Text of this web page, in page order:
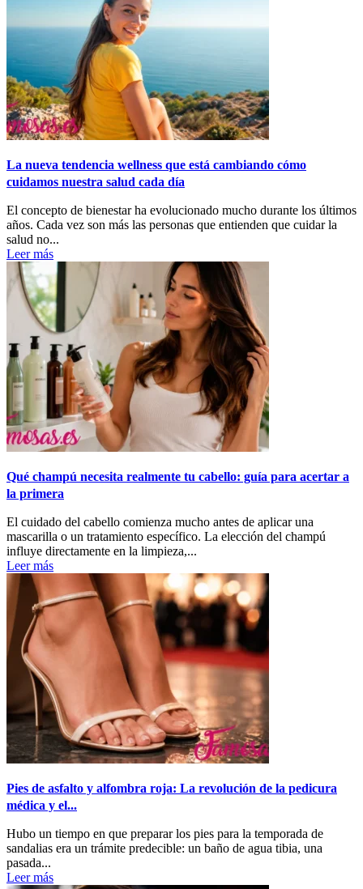
La nueva tendencia wellness que está cambiando cómo
cuidamos nuestra salud cada día
El concepto de bienestar ha evolucionado mucho durante los últimos
años. Cada vez son más las personas que entienden que cuidar la
salud no...
Leer más
Qué champú necesita realmente tu cabello: guía para acertar a
la primera
El cuidado del cabello comienza mucho antes de aplicar una
mascarilla o un tratamiento específico. La elección del champú
influye directamente en la limpieza,...
Leer más
Pies de asfalto y alfombra roja: La revolución de la pedicura
médica y el...
Hubo un tiempo en que preparar los pies para la temporada de
sandalias era un trámite predecible: un baño de agua tibia, una
pasada...
Leer más